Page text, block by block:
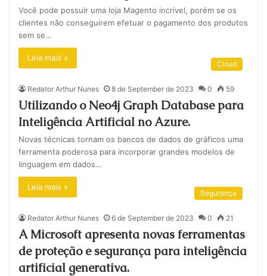
Você pode possuir uma loja Magento incrível, porém se os
clientes não conseguirem efetuar o pagamento dos produtos
sem se…
Leia mais »
Cloud
Redator Arthur Nunes 8 de September de 2023 0 59
Utilizando o Neo4j Graph Database para
Inteligência Artificial no Azure.
Novas técnicas tornam os bancos de dados de gráficos uma
ferramenta poderosa para incorporar grandes modelos de
linguagem em dados…
Leia mais »
Segurança
Redator Arthur Nunes 6 de September de 2023 0 21
A Microsoft apresenta novas ferramentas
de proteção e segurança para inteligência
artificial generativa.